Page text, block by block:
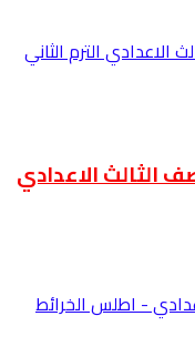
الثالث الاعدادي